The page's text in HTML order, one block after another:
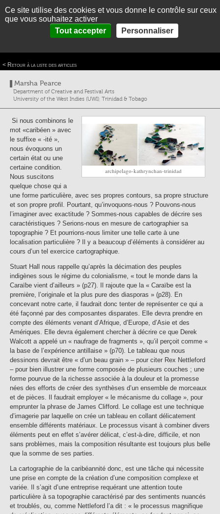
En Es MENU
THÉMATIQUES
PHOTOGRAPHIES
CONTACT
Thématiques>Qu'est-ce-que la Caraïbe ?
Une cartographie de la
< Retour à la liste des articles
Marsha Pearce
Department of Creative and Festival Arts
University of the West Indies (UWI), Trinidad & Tobago
archipelago-kathrynchan-trinidad
Si nous combinons le
mot «caribéen » avec
le suffixe « -ité »,
nous évoquons un
certain état ou une
certaine condition.
Nous suscitons
quelque chose qui a
une forme particulière, avec ses propres contours, sa propre structure
et son propre profil. Pourtant, qu’invoquons-nous ? Pouvons-nous
l’imaginer avec exactitude ? Sommes-nous capables de décrire ses
caractéristiques ? Serions-nous en mesure de cartographier sa
topographie ? Et pourrions-nous limiter une telle carte à une
localisation particulière ? Il y a beaucoup d’éléments à considérer au
cours d’un tel exercice cartographique.
Stuart Hall nous rappelle qu’après la décimation des peuples
indigènes sous le régime du colonialisme, « tout le monde dans la
Caraïbe vient d’ailleurs » (p27). Il rajoute que la « Caraïbe est la
première, l’originale et la plus pure des diasporas » (p28). En
concevant notre carte, il faudrait donc tenter de représenter ce qui a
été façonné par des composantes disparates. Elle devra prendre en
compte des éléments venant d’Afrique, d’Europe, d’Asie et des
Amériques. Elle devra également chercher à décrire ce que Derek
Walcott a appelé un « naufrage de fragments », qu’il perçoit comme «
la base de l’expérience antillaise » (p70). Le tableau que nous
dessinons devrait être « d’un beau grain » – pour citer Rex Nettleford
– pour bien illustrer une forme composée de plusieurs couches ; une
forme pourvue de la richesse associée à la douleur et la promesse
nées des efforts de créer des synthèses d’un ensemble de morceaux
et de pièces. Il faudrait employer « le mécanisme du collage », pour
emprunter la phrase de James Clifford. Le collage est une technique
d’imagerie par laquelle on crée un tableau en collant délicatement
ensemble différents matériaux. Le processus visant à combiner divers
éléments peut en effet s’avérer délicat, c’est-à-dire, difficile, et non
sans problèmes, mais la composition résultante est toujours plus belle
que la somme de ses parties.
La cartographie de la caribéannité donc, est une tâche qui nécessite
une prise en compte de la création d’une composition complexe et
variée. Il s’agit d’une entreprise requérant une attention toute
particulière à sa topographie caractérisé par des sentiments nuancés
et troublés, ou, comme Nettleford l’a dit : « le processus magnifique
Panneau de gestion des cookies
Ce site utilise des cookies et vous donne le contrôle sur ceux
que vous souhaitez activer
Tout accepter
Personnaliser